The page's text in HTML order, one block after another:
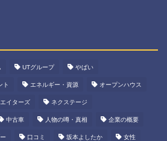
UTグループ やばい
ト エネルギー・資源 オープンハウス
イターズ ネクステージ
中古車 人物の噂・真相 企業の概要
口コミ 坂本よしたか 女性